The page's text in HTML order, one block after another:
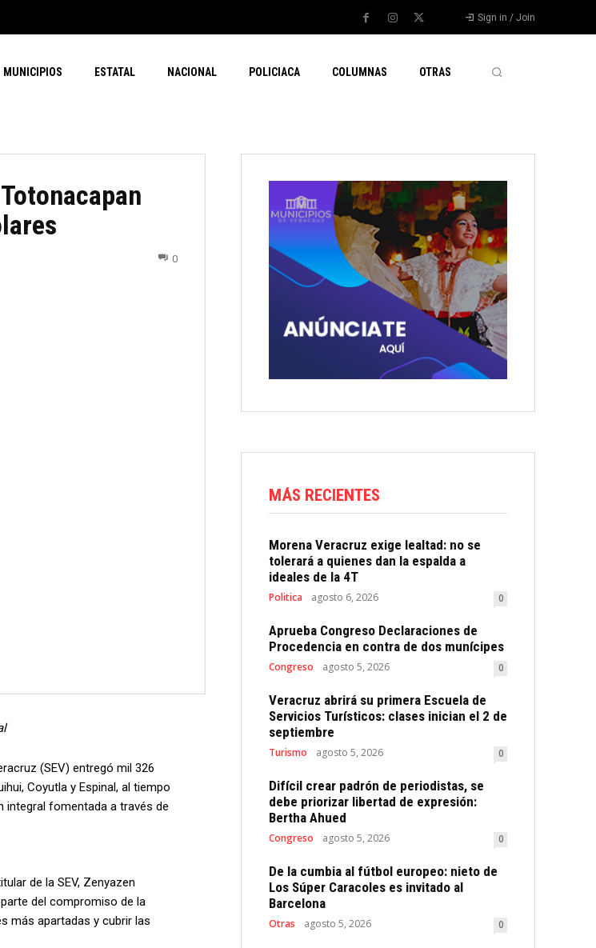
Sign in / Join
MUNICIPIOS ESTATAL NACIONAL POLICIACA COLUMNAS OTRAS
0
(SEV) entregó mil 326
Coyutla y Espinal, al tiempo
integral fomentada a través de
de la SEV, Zenyazen
del compromiso de la
más apartadas y cubrir las
MÁS RECIENTES
Morena Veracruz exige lealtad: no se
tolerará a quienes dan la espalda a
ideales de la 4T
Politica agosto 6, 2026 0
Aprueba Congreso Declaraciones de
Procedencia en contra de dos munícipes
Congreso agosto 5, 2026 0
Veracruz abrirá su primera Escuela de
Servicios Turísticos: clases inician el 2 de
septiembre
Turismo agosto 5, 2026 0
Difícil crear padrón de periodistas, se
debe priorizar libertad de expresión:
Bertha Ahued
Congreso agosto 5, 2026 0
De la cumbia al fútbol europeo: nieto de
Los Súper Caracoles es invitado al
Barcelona
Otras agosto 5, 2026 0